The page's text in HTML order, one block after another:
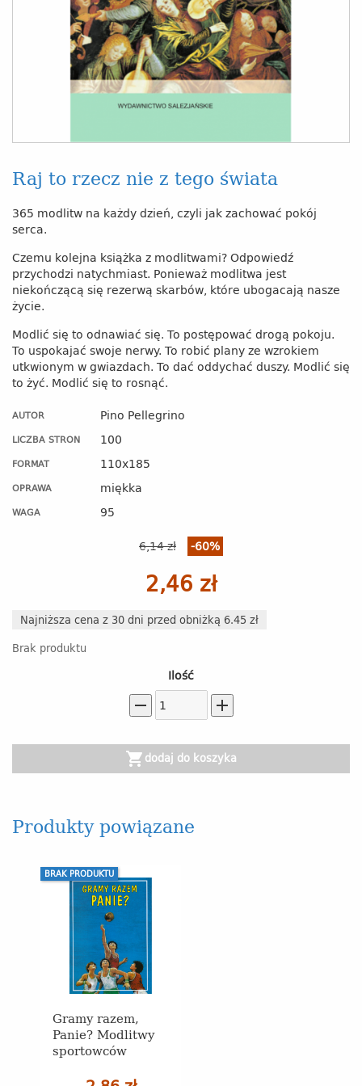
Raj to rzecz nie z tego świata
365 modlitw na każdy dzień, czyli jak zachować pokój
serca.
Czemu kolejna książka z modlitwami? Odpowiedź
przychodzi natychmiast. Ponieważ modlitwa jest
niekończącą się rezerwą skarbów, które ubogacają nasze
życie.
Modlić się to odnawiać się. To postępować drogą pokoju.
To uspokajać swoje nerwy. To robić plany ze wzrokiem
utkwionym w gwiazdach. To dać oddychać duszy. Modlić się
to żyć. Modlić się to rosnąć.
AUTOR Pino Pellegrino
LICZBA STRON 100
FORMAT 110x185
OPRAWA miękka
WAGA
95
6,14 zł
-60%
2,46 zł
Najniższa cena z 30 dni przed obniżką 6.45 zł
Brak produktu
Ilość
remove add
shopping_cart dodaj do koszyka
Produkty powiązane
Gramy razem,
Panie? Modlitwy
sportowców
BRAK PRODUKTU